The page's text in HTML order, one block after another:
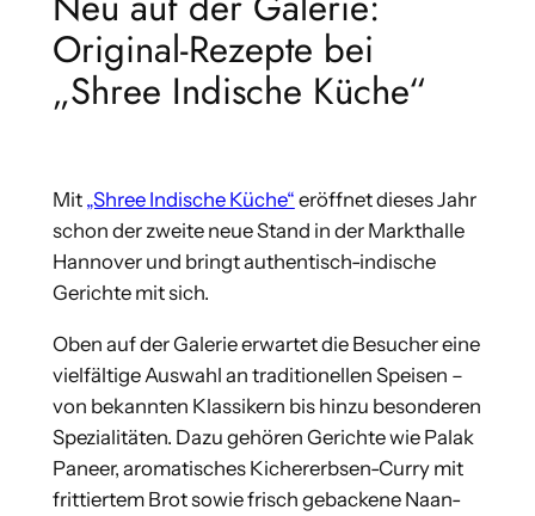
Original-Rezepte bei
„Shree Indische Küche“
Mit „Shree Indische Küche“ eröffnet dieses Jahr
schon der zweite neue Stand in der Markthalle
Hannover und bringt authentisch-indische
Gerichte mit sich.
Oben auf der Galerie erwartet die Besucher eine
vielfältige Auswahl an traditionellen Speisen –
von bekannten Klassikern bis hinzu besonderen
Spezialitäten. Dazu gehören Gerichte wie Palak
Paneer, aromatisches Kichererbsen-Curry mit
frittiertem Brot sowie frisch gebackene Naan-